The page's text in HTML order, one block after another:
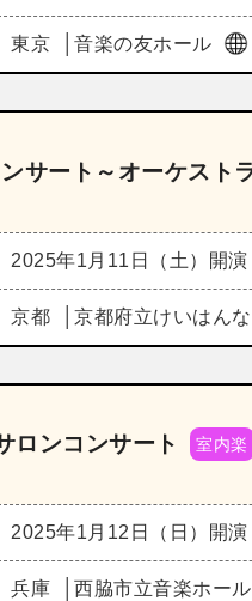
東京 音楽の友ホール
サート～オーケスト
2025年1月11日（土） 開
京都 京都府立けいはん
ンコンサート 室内楽
2025年1月12日（日） 開
兵庫 西脇市立音楽ホー